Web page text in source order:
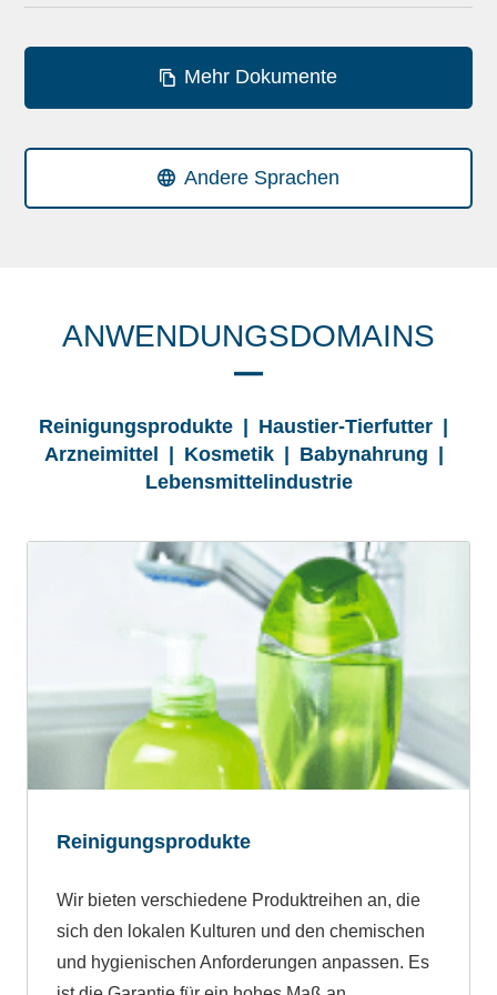
Mehr Dokumente
Andere Sprachen
ANWENDUNGSDOMAINS
Reinigungsprodukte | Haustier-Tierfutter |
Arzneimittel | Kosmetik | Babynahrung |
Lebensmittelindustrie
Reinigungsprodukte
Wir bieten verschiedene Produktreihen an, die
sich den lokalen Kulturen und den chemischen
und hygienischen Anforderungen anpassen. Es